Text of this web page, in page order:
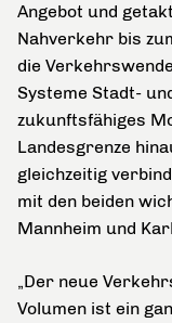
Angebot und
Nahverkehr bis
die
Systeme Stadt-
zukunftsfähiges
Landesgrenze
gleichzeitig
mit den beiden
Mannheim und
„Der neue
Volumen ist ein